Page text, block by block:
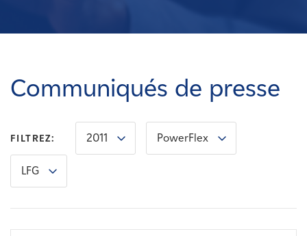
Carrières
Nouvelles
Contactez-nous
Communiqués de presse
FILTREZ: 2011 PowerFlex
LFG